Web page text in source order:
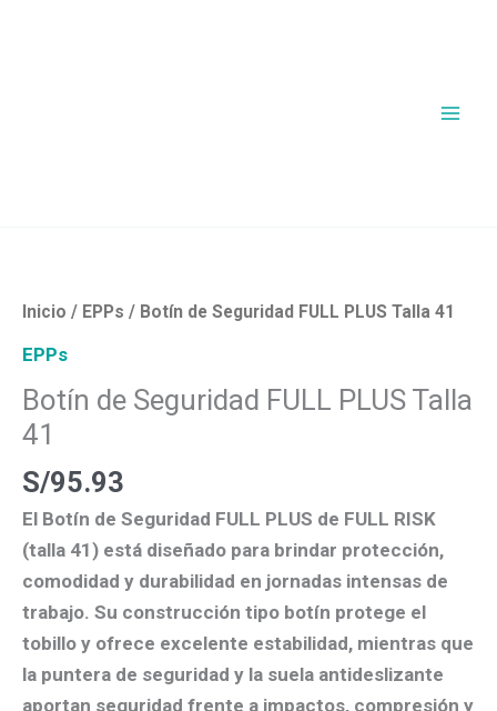
Inicio / EPPs / Botín de Seguridad FULL PLUS Talla 41
EPPs
Botín de Seguridad FULL PLUS Talla
41
S/95.93
El Botín de Seguridad FULL PLUS de FULL RISK
(talla 41) está diseñado para brindar protección,
comodidad y durabilidad en jornadas intensas de
trabajo. Su construcción tipo botín protege el
tobillo y ofrece excelente estabilidad, mientras que
la puntera de seguridad y la suela antideslizante
aportan seguridad frente a impactos, compresión y
Seguridad
PLUS
Talla
41